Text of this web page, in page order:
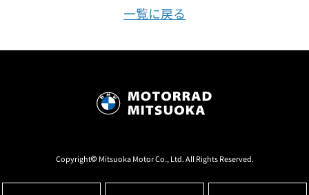
一覧に戻る
Copyright© Mitsuoka Motor Co., Ltd. All Rights Reserved.